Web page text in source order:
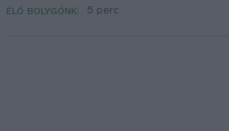
ÉLŐ BOLYGÓNK 5 perc